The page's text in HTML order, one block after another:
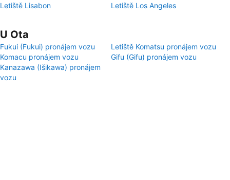
Letiště Lisabon
Letiště Los Angeles
U Ota
Fukui (Fukui) pronájem vozu
Letiště Komatsu pronájem vozu
Komacu pronájem vozu
Gifu (Gifu) pronájem vozu
Kanazawa (Išikawa) pronájem
vozu